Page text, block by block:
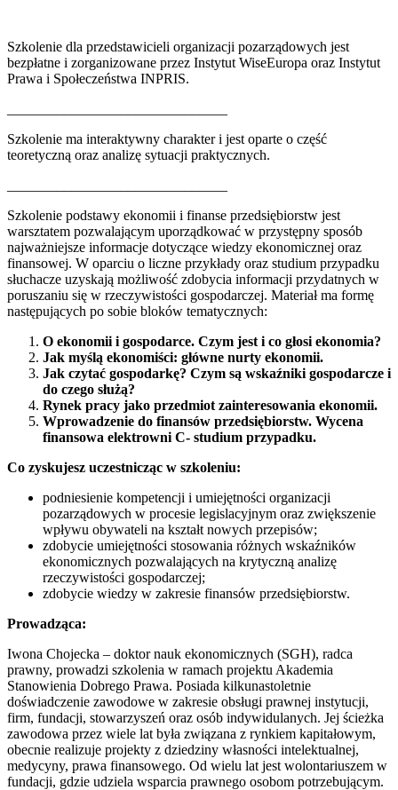
Szkolenie dla przedstawicieli organizacji pozarządowych jest
bezpłatne i zorganizowane przez Instytut WiseEuropa oraz Instytut
Prawa i Społeczeństwa INPRIS.
Szkolenie ma interaktywny charakter i jest oparte o część
teoretyczną oraz analizę sytuacji praktycznych.
Szkolenie podstawy ekonomii i finanse przedsiębiorstw jest
warsztatem pozwalającym uporządkować w przystępny sposób
najważniejsze informacje dotyczące wiedzy ekonomicznej oraz
finansowej. W oparciu o liczne przykłady oraz studium przypadku
słuchacze uzyskają możliwość zdobycia informacji przydatnych w
poruszaniu się w rzeczywistości gospodarczej. Materiał ma formę
następujących po sobie bloków tematycznych:
O ekonomii i gospodarce. Czym jest i co głosi ekonomia?
Jak myślą ekonomiści: główne nurty ekonomii.
Jak czytać gospodarkę? Czym są wskaźniki gospodarcze i
do czego służą?
Rynek pracy jako przedmiot zainteresowania ekonomii.
Wprowadzenie do finansów przedsiębiorstw. Wycena
finansowa elektrowni C- studium przypadku.
Co zyskujesz uczestnicząc w szkoleniu:
podniesienie kompetencji i umiejętności organizacji
pozarządowych w procesie legislacyjnym oraz zwiększenie
wpływu obywateli na kształt nowych przepisów;
zdobycie umiejętności stosowania różnych wskaźników
ekonomicznych pozwalających na krytyczną analizę
rzeczywistości gospodarczej;
zdobycie wiedzy w zakresie finansów przedsiębiorstw.
Prowadząca:
Iwona Chojecka – doktor nauk ekonomicznych (SGH), radca
prawny, prowadzi szkolenia w ramach projektu Akademia
Stanowienia Dobrego Prawa. Posiada kilkunastoletnie
doświadczenie zawodowe w zakresie obsługi prawnej instytucji,
firm, fundacji, stowarzyszeń oraz osób indywidulanych. Jej ścieżka
zawodowa przez wiele lat była związana z rynkiem kapitałowym,
obecnie realizuje projekty z dziedziny własności intelektualnej,
medycyny, prawa finansowego. Od wielu lat jest wolontariuszem w
fundacji, gdzie udziela wsparcia prawnego osobom potrzebującym.